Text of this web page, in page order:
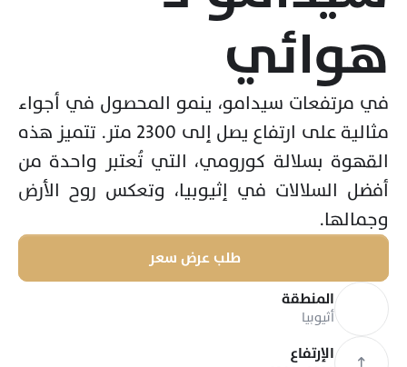
هوائي
وجمالها.
طلب عرض سعر
المنطقة
أثيوبيا
الإرتفاع